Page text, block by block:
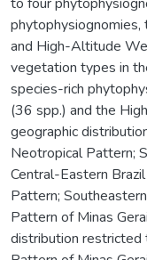
phytophysiognomies,
and High-Altitude
vegetation types in
species-rich
(36 spp.) and the
geographic
Neotropical Pattern;
Central-Eastern
Pattern;
Pattern of Minas
distribution restricted